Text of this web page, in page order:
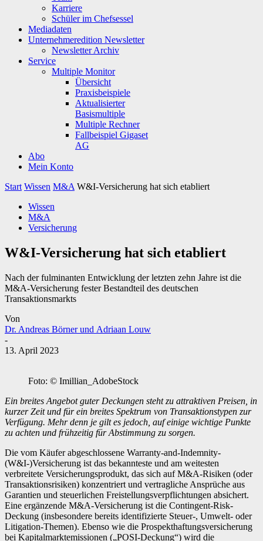
Karriere
Schüler im Chefsessel
Mediadaten
Unternehmeredition Newsletter
Newsletter Archiv
Service
Multiple Monitor
Übersicht
Praxisbeispiele
Aktualisierter
Basismultiple
Multiple Rechner
Fallbeispiel Gigaset
AG
Abo
Mein Konto
Start Wissen M&A W&I-Versicherung hat sich etabliert
Wissen
M&A
Versicherung
W&I-Versicherung hat sich etabliert
Nach der fulminanten Entwicklung der letzten zehn Jahre ist die
M&A-Versicherung fester Bestandteil des deutschen
Transaktionsmarkts
Von
Dr. Andreas Börner und Adriaan Louw
-
13. April 2023
Foto: © Imillian_AdobeStock
Ein breites Angebot guter Deckungen steht zu attraktiven Preisen, in
kurzer Zeit und für ein breites Spektrum von Transaktionstypen zur
Verfügung. Mehr denn je gilt es jedoch, auf einige wichtige Punkte
zu achten und frühzeitig für Abstimmung zu sorgen.
Die vom Käufer abgeschlossene Warranty-and-Indemnity-
(W&I-)Versicherung ist das bekannteste und am weitesten
verbreitete Versicherungsprodukt, das sich auf M&A-Risiken (oder
Transaktionsrisiken) konzentriert und vertragliche Ansprüche aus
Garantien und steuerlichen Freistellungsverpflichtungen absichert.
Eine ergänzende M&A-Versicherung ist die Contingent-Risk-
Deckung (insbesondere bereits identifizierte Steuer-, Umwelt- oder
Litigation-Themen). Ebenso wie die Prospekthaftungsversicherung
bei Kapitalmarktemissionen („POSI-Deckung“) wird die